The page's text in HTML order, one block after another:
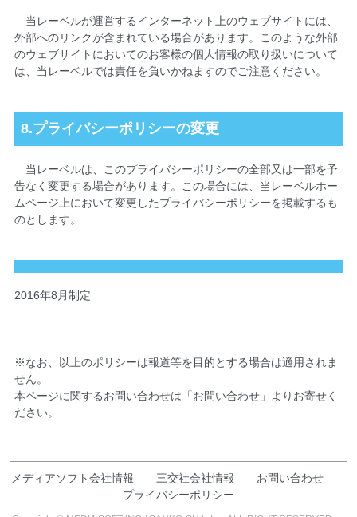
当レーベルが運営するインターネット上のウェブサイトには、
外部へのリンクが含まれている場合があります。このような外部
のウェブサイトにおいてのお客様の個人情報の取り扱いについて
は、当レーベルでは責任を負いかねますのでご注意ください。
8.プライバシーポリシーの変更
当レーベルは、このプライバシーポリシーの全部又は一部を予
告なく変更する場合があります。この場合には、当レーベルホー
ムページ上において変更したプライバシーポリシーを掲載するも
のとします。
2016年8月制定
※なお、以上のポリシーは報道等を目的とする場合は適用されま
せん。
本ページに関するお問い合わせは「お問い合わせ」よりお寄せく
ださい。
メディアソフト会社情報 三交社会社情報
お問い合わせ
プライバシーポリシー